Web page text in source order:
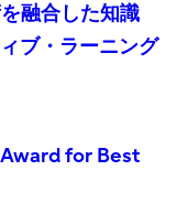
融合した知識
ブ・ラーニング
Award for Best